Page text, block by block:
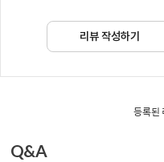
리뷰 작성하기
등록된
Q&A